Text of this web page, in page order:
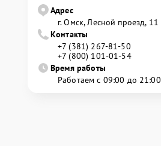
Адрес
г. Омск, ​Лесной проезд, 11
Контакты
+7 (381) 267-81-50
+7 (800) 101-01-54
Время работы
Работаем с 09:00 до 21:00